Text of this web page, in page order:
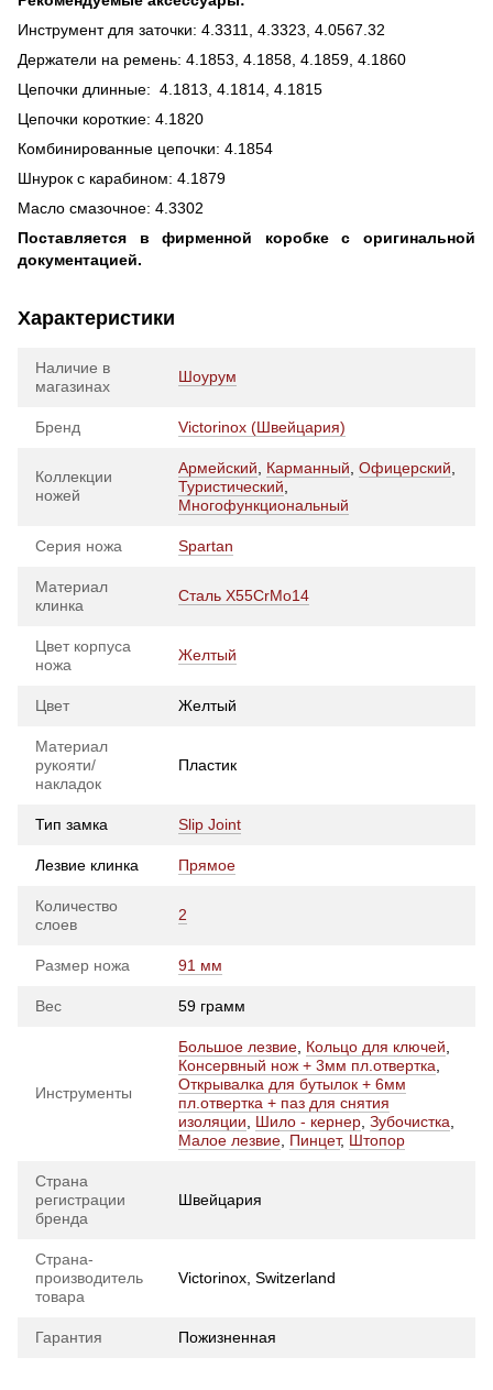
Инструмент для заточки: 4.3311, 4.3323, 4.0567.32
Держатели на ремень: 4.1853, 4.1858, 4.1859, 4.1860
Цепочки длинные: 4.1813, 4.1814, 4.1815
Цепочки короткие: 4.1820
Комбинированные цепочки: 4.1854
Шнурок с карабином: 4.1879
Масло смазочное: 4.3302
Поставляется в фирменной коробке с оригинальной
документацией.
Характеристики
Наличие в
магазинах
Шоурум
Бренд Victorinox (Швейцария)
Коллекции
ножей
Армейский, Карманный, Офицерский,
Туристический,
Многофункциональный
Серия ножа Spartan
Материал
клинка
Сталь X55CrMo14
Цвет корпуса
ножа
Желтый
Цвет Желтый
Материал
рукояти/
накладок
Пластик
Тип замка Slip Joint
Лезвие клинка Прямое
Количество
слоев
2
Размер ножа 91 мм
Вес 59 грамм
Инструменты
Большое лезвие, Кольцо для ключей,
Консервный нож + 3мм пл.отвертка,
Открывалка для бутылок + 6мм
пл.отвертка + паз для снятия
изоляции, Шило - кернер, Зубочистка,
Малое лезвие, Пинцет, Штопор
Страна
регистрации
бренда
Швейцария
Страна-
производитель
товара
Victorinox, Switzerland
Гарантия Пожизненная